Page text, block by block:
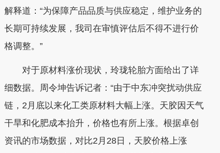
解释道：“为保障产品品质与供应稳定，维护业务的
长期可持续发展，我司在审慎评估后不得不进行价
格调整。”
对于原材料涨价现状，玲珑轮胎方面给出了详
细数据。周令坤告诉记者：“由于中东冲突扰动供应
链，2月底以来化工类原材料大幅上涨。天胶因天气
干旱和化肥成本抬升，价格也有所上涨。根据卓创
资讯的市场数据，对比2月28日，天胶价格上涨